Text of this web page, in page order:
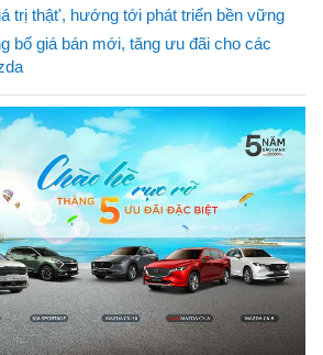
trị thật', hướng tới phát triển bền vững
bố giá bán mới, tăng ưu đãi cho các